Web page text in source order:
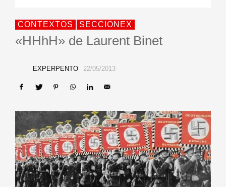
CONTEXTOS SECCIONEX
«HHhH» de Laurent Binet
EXPERPENTO 22/05/2013